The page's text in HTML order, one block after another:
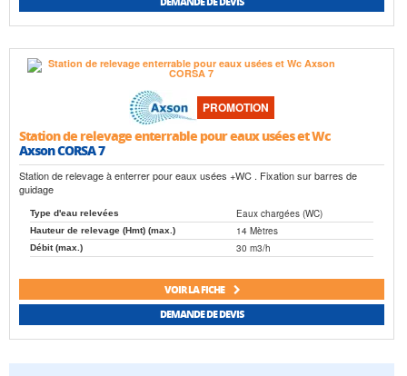
PROMOTION
Station de relevage enterrable pour eaux usées et Wc
Axson CORSA 7
Station de relevage à enterrer pour eaux usées +WC . Fixation sur barres de
guidage
Type d'eau relevées Eaux chargées (WC)
Hauteur de relevage (Hmt) (max.) 14 Mètres
Débit (max.) 30 m3/h
VOIR LA FICHE
DEMANDE DE DEVIS